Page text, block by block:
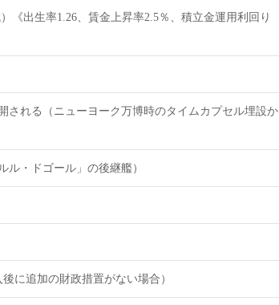
《出生率1.26、賃金上昇率2.5％、積立金運用利回り
される（ニューヨーク万博時のタイムカプセル埋設か
ル・ドゴール」の後継艦）
に追加の財政措置がない場合）